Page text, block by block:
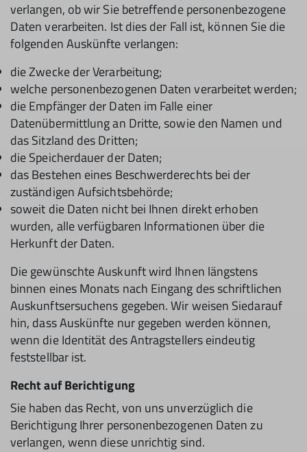
verlangen, ob wir Sie betreffende personenbezogene
Daten verarbeiten. Ist dies der Fall ist, können Sie die
folgenden Auskünfte verlangen:
die Zwecke der Verarbeitung;
welche personenbezogenen Daten verarbeitet werden;
die Empfänger der Daten im Falle einer
Datenübermittlung an Dritte, sowie den Namen und
das Sitzland des Dritten;
die Speicherdauer der Daten;
das Bestehen eines Beschwerderechts bei der
zuständigen Aufsichtsbehörde;
soweit die Daten nicht bei Ihnen direkt erhoben
wurden, alle verfügbaren Informationen über die
Herkunft der Daten.
Die gewünschte Auskunft wird Ihnen längstens
binnen eines Monats nach Eingang des schriftlichen
Auskunftsersuchens gegeben. Wir weisen Siedarauf
hin, dass Auskünfte nur gegeben werden können,
wenn die Identität des Antragstellers eindeutig
feststellbar ist.
Recht auf Berichtigung
Sie haben das Recht, von uns unverzüglich die
Berichtigung Ihrer personenbezogenen Daten zu
verlangen, wenn diese unrichtig sind.